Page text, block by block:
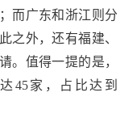
而广东和浙江则分
之外，还有福建、
。值得一提的是，
45家，占比达到